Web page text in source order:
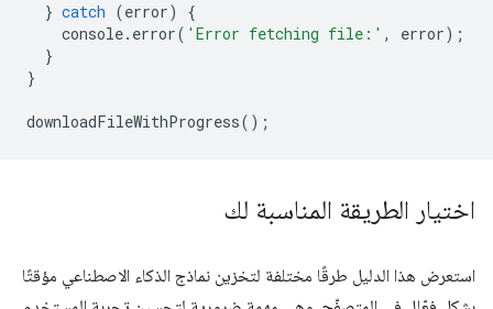
} catch (error)
{
console. error( 'Error fetching file:' , error);
}
}
downloadFileWithProgress();
اختيار الطريقة المناسبة لك
استعرض هذا الدليل طرقًا مختلفة لتخزين نماذج الذكاء الاصطناعي مؤقتًا